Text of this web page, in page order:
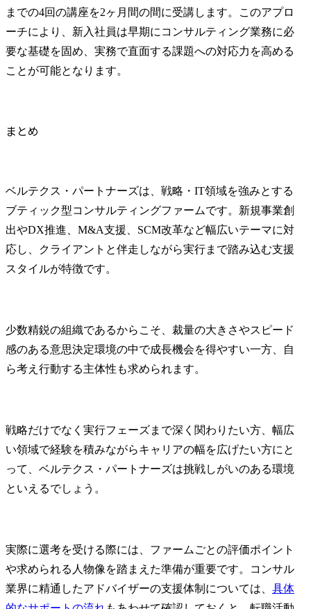
までの4回の講座を2ヶ月間の間に受講します。このアプロ
ーチにより、新入社員は早期にコンサルティング業務に必
要な基礎を固め、実務で直面する課題への対応力を高める
ことが可能となります。
まとめ
ベルテクス・パートナーズは、戦略・IT領域を強みとする
ブティック型コンサルティングファームです。新規事業創
出やDX推進、M&A支援、SCM改革など幅広いテーマに対
応し、クライアントと伴走しながら実行まで踏み込む支援
スタイルが特徴です。
少数精鋭の組織であるからこそ、裁量の大きさやスピード
感のある意思決定環境の中で成長機会を得やすい一方、自
ら考え行動する主体性も求められます。
戦略だけでなく実行フェーズまで深く関わりたい方、幅広
い領域で経験を積みながらキャリアの幅を広げたい方にと
って、ベルテクス・パートナーズは挑戦しがいのある環境
といえるでしょう。
実際に選考を受ける際には、ファームごとの評価ポイント
や求められる人物像を踏まえた準備が重要です。コンサル
業界に精通したアドバイザーの支援体制については、 具体